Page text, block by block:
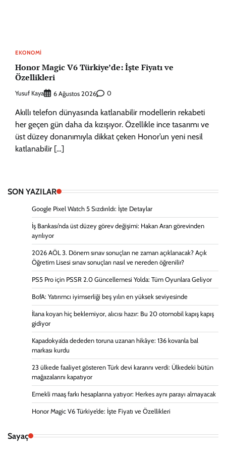
EKONOMI
Honor Magic V6 Türkiye’de: İşte Fiyatı ve
Özellikleri
Yusuf Kaya 6 Ağustos 2026 0
Akıllı telefon dünyasında katlanabilir modellerin rekabeti
her geçen gün daha da kızışıyor. Özellikle ince tasarımı ve
üst düzey donanımıyla dikkat çeken Honor’un yeni nesil
katlanabilir […]
SON YAZILAR
Google Pixel Watch 5 Sızdırıldı: İşte Detaylar
İş Bankası’nda üst düzey görev değişimi: Hakan Aran görevinden
ayrılıyor
2026 AÖL 3. Dönem sınav sonuçları ne zaman açıklanacak? Açık
Öğretim Lisesi sınav sonuçları nasıl ve nereden öğrenilir?
PS5 Pro için PSSR 2.0 Güncellemesi Yolda: Tüm Oyunlara Geliyor
BofA: Yatırımcı iyimserliği beş yılın en yüksek seviyesinde
İlana koyan hiç beklemiyor, alıcısı hazır: Bu 20 otomobil kapış kapış
gidiyor
Kapadokya’da dededen toruna uzanan hikâye: 136 kovanla bal
markası kurdu
23 ülkede faaliyet gösteren Türk devi kararını verdi: Ülkedeki bütün
mağazalarını kapatıyor
Emekli maaş farkı hesaplarına yatıyor: Herkes aynı parayı almayacak
Honor Magic V6 Türkiye’de: İşte Fiyatı ve Özellikleri
Sayaç